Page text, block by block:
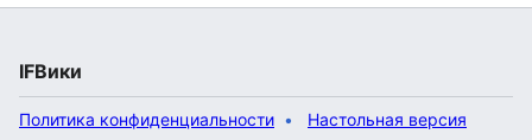
IFВики
Политика конфиденциальности Настольная версия